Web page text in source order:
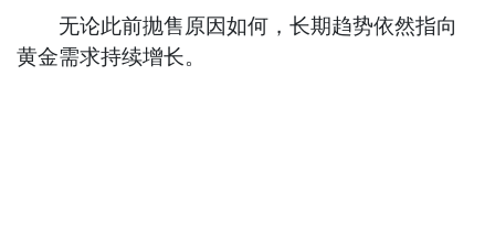
无论此前抛售原因如何，长期趋势依然指向
黄金需求持续增长。